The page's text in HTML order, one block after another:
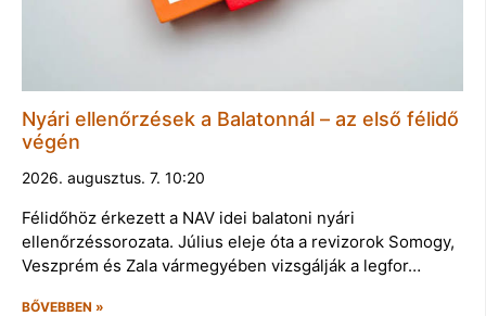
Nyári ellenőrzések a Balatonnál – az első félidő
végén
2026. augusztus. 7. 10:20
Félidőhöz érkezett a NAV idei balatoni nyári
ellenőrzéssorozata. Július eleje óta a revizorok Somogy,
Veszprém és Zala vármegyében vizsgálják a legfor…
BŐVEBBEN »